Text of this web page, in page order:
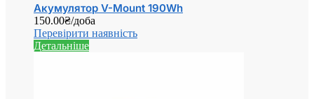
Акумулятор V-Mount 190Wh
150.00₴/доба
Перевірити наявність
Детальніше